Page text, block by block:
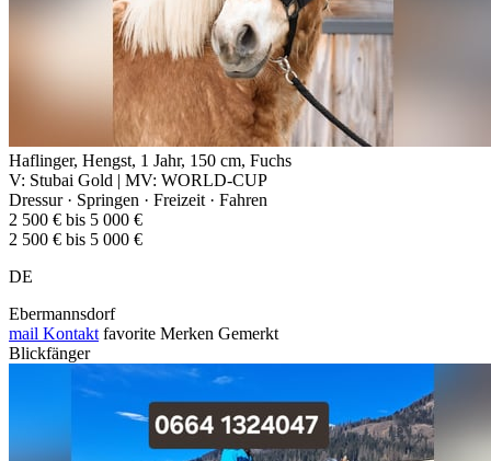
Haflinger, Hengst, 1 Jahr, 150 cm, Fuchs
V: Stubai Gold | MV: WORLD-CUP
Dressur · Springen · Freizeit · Fahren
2 500 € bis 5 000 €
2 500 € bis 5 000 €
DE
Ebermannsdorf
mail Kontakt favorite Merken Gemerkt
Blickfänger